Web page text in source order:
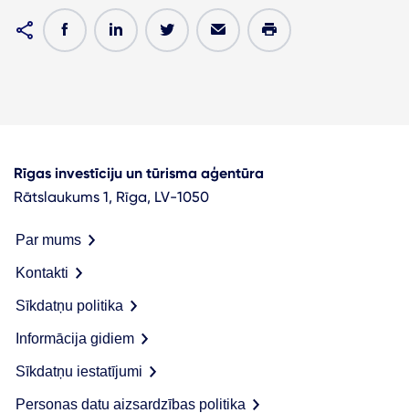
Rīgas investīciju un tūrisma aģentūra
Rātslaukums 1, Rīga, LV-1050
Par mums
Kontakti
Sīkdatņu politika
Informācija gidiem
Sīkdatņu iestatījumi
Personas datu aizsardzības politika